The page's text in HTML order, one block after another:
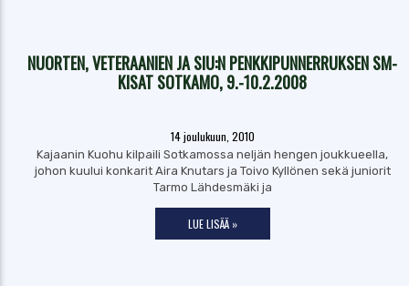
NUORTEN, VETERAANIEN JA SIU:N PENKKIPUNNERRUKSEN SM-
KISAT SOTKAMO, 9.-10.2.2008
14 joulukuun, 2010
Kajaanin Kuohu kilpaili Sotkamossa neljän hengen joukkueella,
johon kuului konkarit Aira Knutars ja Toivo Kyllönen sekä juniorit
Tarmo Lähdesmäki ja
LUE LISÄÄ »